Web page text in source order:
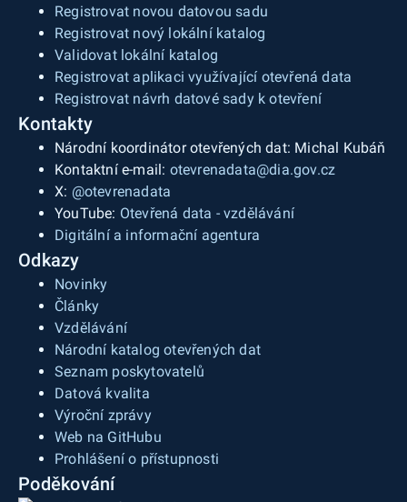
Registrovat novou datovou sadu
Registrovat nový lokální katalog
Validovat lokální katalog
Registrovat aplikaci využívající otevřená data
Registrovat návrh datové sady k otevření
Kontakty
Národní koordinátor otevřených dat: Michal Kubáň
Kontaktní e-mail: otevrenadata@dia.gov.cz
X: @otevrenadata
YouTube: Otevřená data - vzdělávání
Digitální a informační agentura
Odkazy
Novinky
Články
Vzdělávání
Národní katalog otevřených dat
Seznam poskytovatelů
Datová kvalita
Výroční zprávy
Web na GitHubu
Prohlášení o přístupnosti
Poděkování